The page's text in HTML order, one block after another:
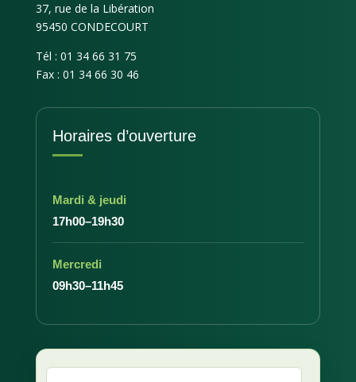
37, rue de la Libération
95450 CONDECOURT
Tél : 01 34 66 31 75
Fax : 01 34 66 30 46
Horaires d’ouverture
Mardi & jeudi
17h00–19h30
Mercredi
09h30–11h45